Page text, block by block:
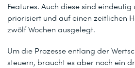
Features. Auch diese sind
priorisiert und auf einen zeitlichen
zwölf Wochen ausgelegt.
Um die Prozesse entlang der
steuern, braucht es aber noch ein